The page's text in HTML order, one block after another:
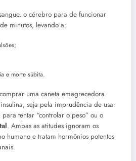
o cérebro para de funcionar
minutos, levando a:
e morte súbita.
uma caneta emagrecedora
seja pela imprudência de usar
tentar “controlar o peso” ou o
. Ambas as atitudes ignoram os
humano e tratam hormônios potentes